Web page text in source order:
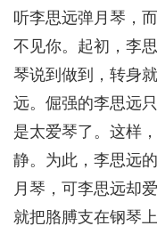
听李思远弹月琴，
不见你。起初，李
琴说到做到，转身
远。倔强的李思远
是太爱琴了。这样
静。为此，李思远
月琴，可李思远却
就把胳膊支在钢琴